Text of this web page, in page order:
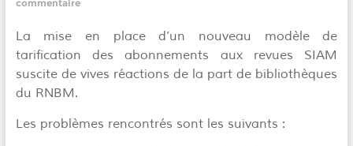
commentaire
La mise en place d’un nouveau modèle de
tarification des abonnements aux revues SIAM
suscite de vives réactions de la part de bibliothèques
du RNBM.
Les problèmes rencontrés sont les suivants :